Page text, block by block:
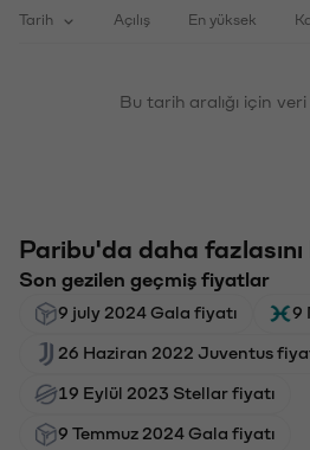
Tarih Açılış En yüksek
Bu tarih aralığı için
Paribu'da daha
Son gezilen geçmiş fiyatlar
9 july 2024 Gala fiyatı 9
26 Haziran 2022 Juventus
19 Eylül 2023 Stellar fiyatı
9 Temmuz 2024 Gala fiyatı